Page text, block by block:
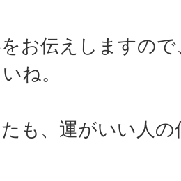
お伝えしますの
ね。
も、運がいい人